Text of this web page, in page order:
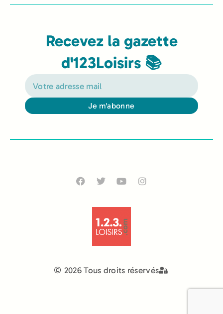
Recevez la gazette
d'123Loisirs 📚
Je m'abonne
2026 Tous droits réservés